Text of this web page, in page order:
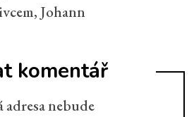
Johann
komentář
adresa nebude